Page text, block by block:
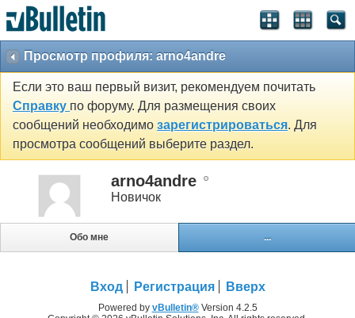
Просмотр профиля: arno4andre
Если это ваш первый визит, рекомендуем почитать
Справку по форуму. Для размещения своих
сообщений необходимо зарегистрироваться. Для
просмотра сообщений выберите раздел.
arno4andre
Новичок
Обо мне ...
Вход Регистрация Вверх
Powered by vBulletin®Version 4.2.5